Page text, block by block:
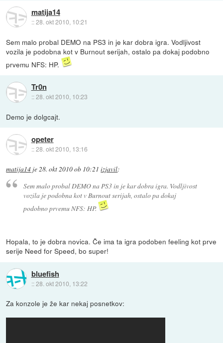
matija14
::28. okt 2010, 10:21
Sem malo probal DEMO na PS3 in je kar dobra igra. Vodljivost
vozila je podobna kot v Burnout serijah, ostalo pa dokaj podobno
prvemu NFS: HP.
Tr0n
::28. okt 2010, 10:23
Demo je dolgcajt.
opeter
::28. okt 2010, 13:16
matija14 je28. okt 2010 ob 10:21 izjavil:
Sem malo probal DEMO na PS3 in je kar dobra igra. Vodljivost
vozila je podobna kot v Burnout serijah, ostalo pa dokaj
podobno prvemu NFS: HP.
Hopala, to je dobra novica. Če ima ta igra podoben feeling kot prve
serije Need for Speed, bo super!
bluefish
::28. okt 2010, 13:22
Za konzole je že kar nekaj posnetkov: